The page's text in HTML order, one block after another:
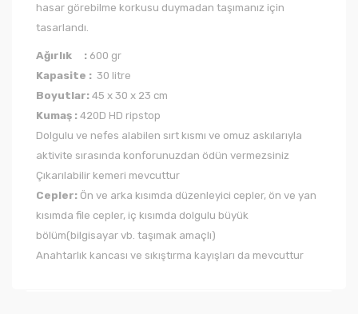
hasar görebilme korkusu duymadan taşımanız için
tasarlandı.
Ağırlık : 600 gr
Kapasite : 30 litre
Boyutlar: 45 x 30 x 23 cm
Kumaş : 420D HD ripstop
Dolgulu ve nefes alabilen sırt kısmı ve omuz askılarıyla
aktivite sırasında konforunuzdan ödün vermezsiniz
Çıkarılabilir kemeri mevcuttur
Cepler: Ön ve arka kısımda düzenleyici cepler, ön ve yan
kısımda file cepler, iç kısımda dolgulu büyük
bölüm(bilgisayar vb. taşımak amaçlı)
Anahtarlık kancası ve sıkıştırma kayışları da mevcuttur